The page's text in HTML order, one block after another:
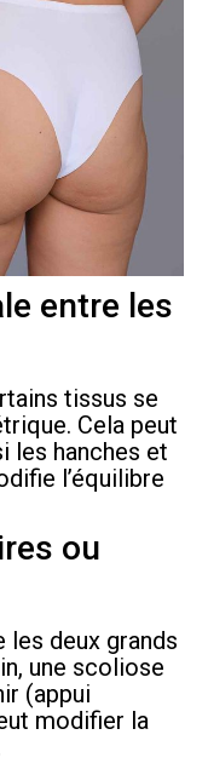
entre les
tissus se
Cela peut
les hanches et
l’équilibre
ou
les deux grands
une scoliose
(appui
modifier la